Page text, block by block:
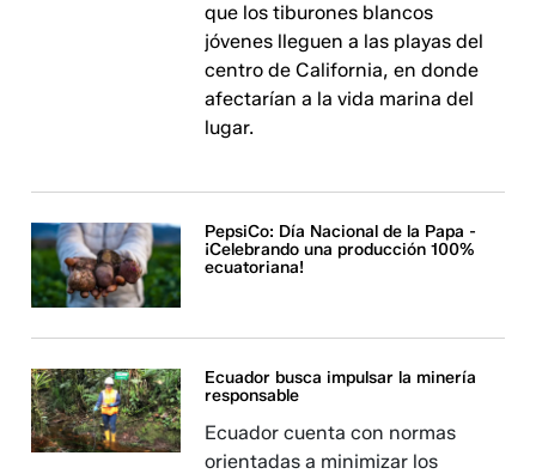
que los tiburones blancos
jóvenes lleguen a las playas del
centro de California, en donde
afectarían a la vida marina del
lugar.
PepsiCo: Día Nacional de la Papa -
¡Celebrando una producción 100%
ecuatoriana!
Ecuador busca impulsar la minería
responsable
Ecuador cuenta con normas
orientadas a minimizar los